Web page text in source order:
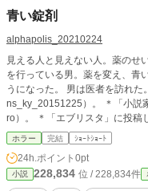
青い錠剤
alphapolis_20210224
見える人と見えない人。薬のせいでその壁が破
を行っている男。薬を変え、青
うになった。 男は医者を訪れた。 ＊「カクヨム」に投稿しています（名義：
ns_ky_20151225）。 ＊「小説
ro）。 ＊「エブリスタ」に投稿
ホラー 完結 ｼｮｰﾄｼｮｰﾄ
24h.ポイント 0pt
小説 228,834 位 / 228,834件